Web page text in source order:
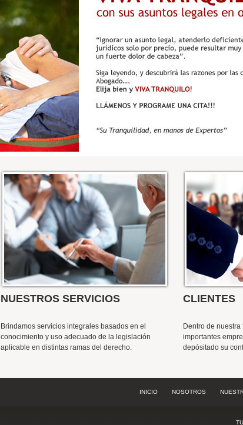
NUESTROS SERVICIOS CLIENTES
Brindamos servicios integrales basados en el
conocimiento y uso adecuado de la legislación
aplicable en distintas ramas del derecho.
Dentro de
importantes
depósitado su
INICIO NOSOTROS